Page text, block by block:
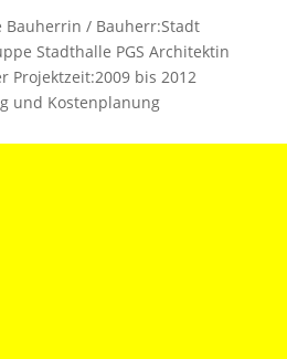
Bauherrin / Bauherr:Stadt
Stadthalle PGS Architektin
Projektzeit:2009 bis 2012
und Kostenplanung